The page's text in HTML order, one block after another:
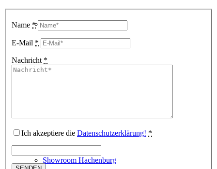
3D Visualisierungen
Geschenkgutscheine
Showroom Hachenburg
Name *
E-Mail *
Nachricht *
Ich akzeptiere die Datenschutzerklärung! *